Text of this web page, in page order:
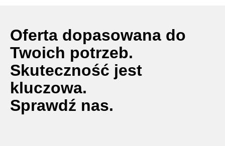
Oferta dopasowana do
Twoich potrzeb.
Skuteczność jest
kluczowa.
Sprawdź nas.